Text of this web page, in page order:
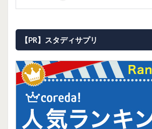
【PR】スタディサプリ